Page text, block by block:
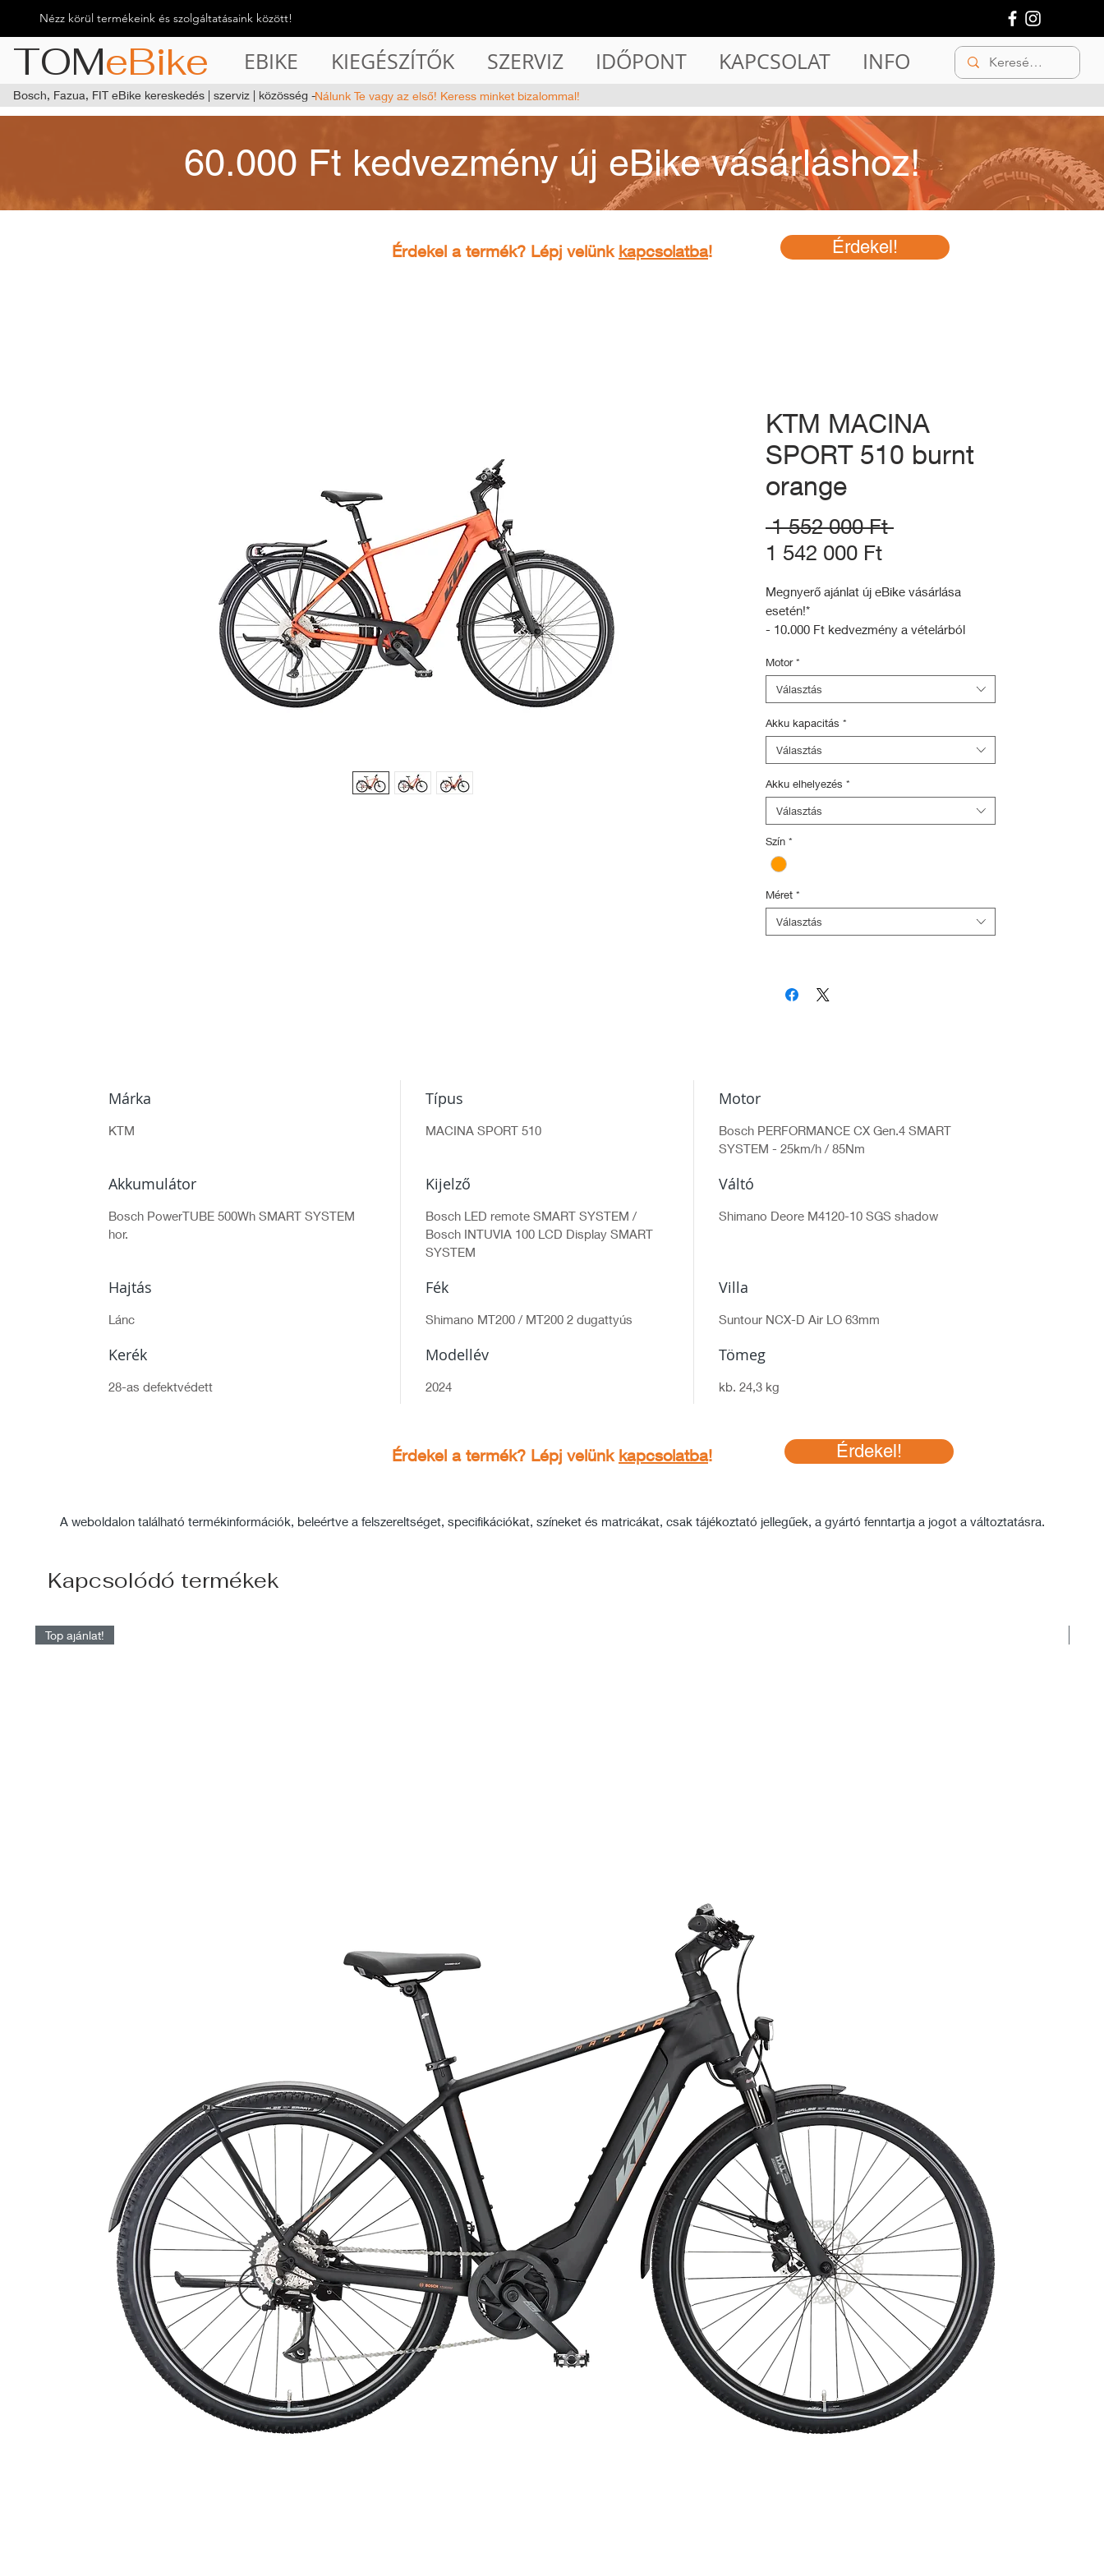
Nézz körül termékeink és szolgáltatásaink között!
EBIKE KIEGÉSZÍTŐK SZERVIZ IDŐPONT KAPCSOLAT INFO
Bosch, Fazua, FIT eBike kereskedés | szerviz | közösség -Nálunk Te vagy az első! Keress minket bizalommal!
TOMeBike
60.000 Ft kedvezmény új eBike vásárláshoz!
Érdekel a termék? Lépj velünk kapcsolatba! Érdekel!
KTM MACINA
SPORT 510 burnt
orange
1 552 000 Ft Szokásos
1 542 000 FtAkciós
Megnyerő ajánlat új eBike vásárlása
esetén!*
- 10.000 Ft kedvezmény a vételárból
- Ingyenes beüzemelés (25.000Ft
értékben)
További információk:
bikes.at/e-bikes/detail/macina-sport-510-
burnt-orange-matt-black-grey-sh-deore-
10-bosch-pt-cx5i4-2023
Motor *
Választás
Akku kapacitás *
Választás
Akku elhelyezés *
Választás
Szín *
Méret *
Választás
Márka
KTM
Típus
MACINA SPORT 510
Motor
Bosch PERFORMANCE CX Gen.4 SMART
SYSTEM - 25km/h / 85Nm
Akkumulátor
Bosch PowerTUBE 500Wh SMART SYSTEM
hor.
Kijelző
Bosch LED remote SMART SYSTEM /
Bosch INTUVIA 100 LCD Display SMART
SYSTEM
Váltó
Shimano Deore M4120-10 SGS shadow
Hajtás
Lánc
Fék
Shimano MT200 / MT200 2 dugattyús
Villa
Suntour NCX-D Air LO 63mm
Kerék
28-as defektvédett
Modellév
2024
Tömeg
kb. 24,3 kg
Érdekel a termék? Lépj velünk kapcsolatba! Érdekel!
A weboldalon található termékinformációk, beleértve a felszereltséget, specifikációkat, színeket és matricákat, csak tájékoztató jellegűek, a gyártó fenntartja a jogot a változtatásra.
Kapcsolódó termékek
Top ajánlat!